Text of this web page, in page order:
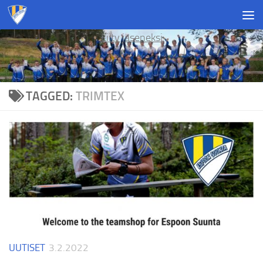
Skip to content
Liity jäseneksi
TAGGED: TRIMTEX
UUTISET 3.2.2022